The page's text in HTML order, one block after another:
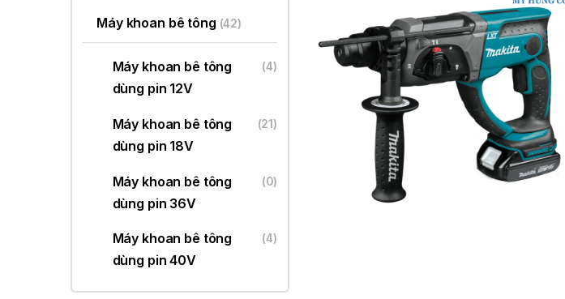
Máy khoan bê tông (42)
Máy khoan bê tông
dùng pin 12V
(4)
Máy khoan bê tông
dùng pin 18V
(21)
Máy khoan bê tông
dùng pin 36V
(0)
Máy khoan bê tông
dùng pin 40V
(4)